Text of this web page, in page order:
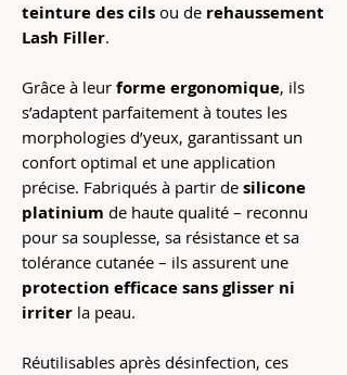
teinture des cils ou de rehaussement
Lash Filler.
Grâce à leur forme ergonomique, ils
s’adaptent parfaitement à toutes les
morphologies d’yeux, garantissant un
confort optimal et une application
précise. Fabriqués à partir de silicone
platinium de haute qualité – reconnu
pour sa souplesse, sa résistance et sa
tolérance cutanée – ils assurent une
protection efficace sans glisser ni
irriter la peau.
Réutilisables après désinfection, ces